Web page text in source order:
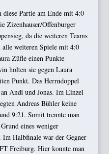
Partie am Ende mit 4:0
Zizenhauser/Offenburger
da die weiteren Teams
alle weiteren Spiele mit 4:0
Züfle einen Punkte
holten sie gegen Laura
Punkt. Das Herrndoppel
Andi und Jonas. Im Einzel
Andreas Bühler keine
9:21. Somit trennte man
eines weniger
Im Halbfinale war der Gegner
Freiburg. Hier konnte man